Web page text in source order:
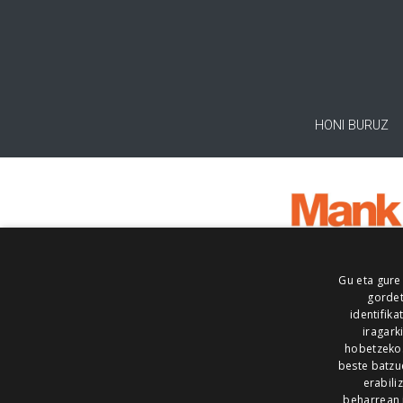
HONI BURUZ
Gu eta
hobetzeko.
beste
beharrean